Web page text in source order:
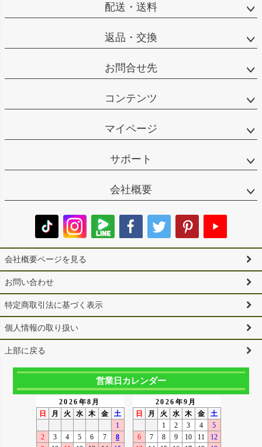
配送・送料
返品・交換
お問合せ先
コンテンツ
マイページ
サポート
会社概要
会社概要ページを見る
お問い合わせ
特定商取引法に基づく表示
個人情報の取り扱い
上部に戻る
営業日カレンダー